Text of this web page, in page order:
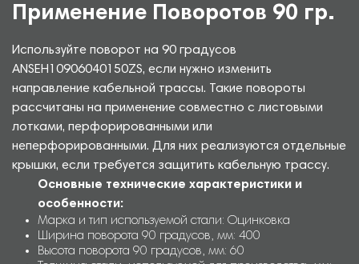
Применение Поворотов 90 гр.
Используйте поворот на 90 градусов
ANSEH10906040150ZS, если нужно изменить
направление кабельной трассы. Такие повороты
рассчитаны на применение совместно с листовыми
лотками, перфорированными или
неперфорированными. Для них реализуются отдельные
крышки, если требуется защитить кабельную трассу.
Основные технические характеристики и
особенности:
Марка и тип используемой стали: Оцинковка
Ширина поворота 90 градусов, мм: 400
Высота поворота 90 градусов, мм: 60